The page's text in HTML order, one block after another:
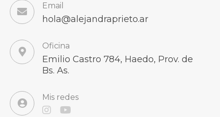
Email
hola@alejandraprieto.ar
Oficina
Emilio Castro 784, Haedo, Prov. de
Bs. As.
Mis redes